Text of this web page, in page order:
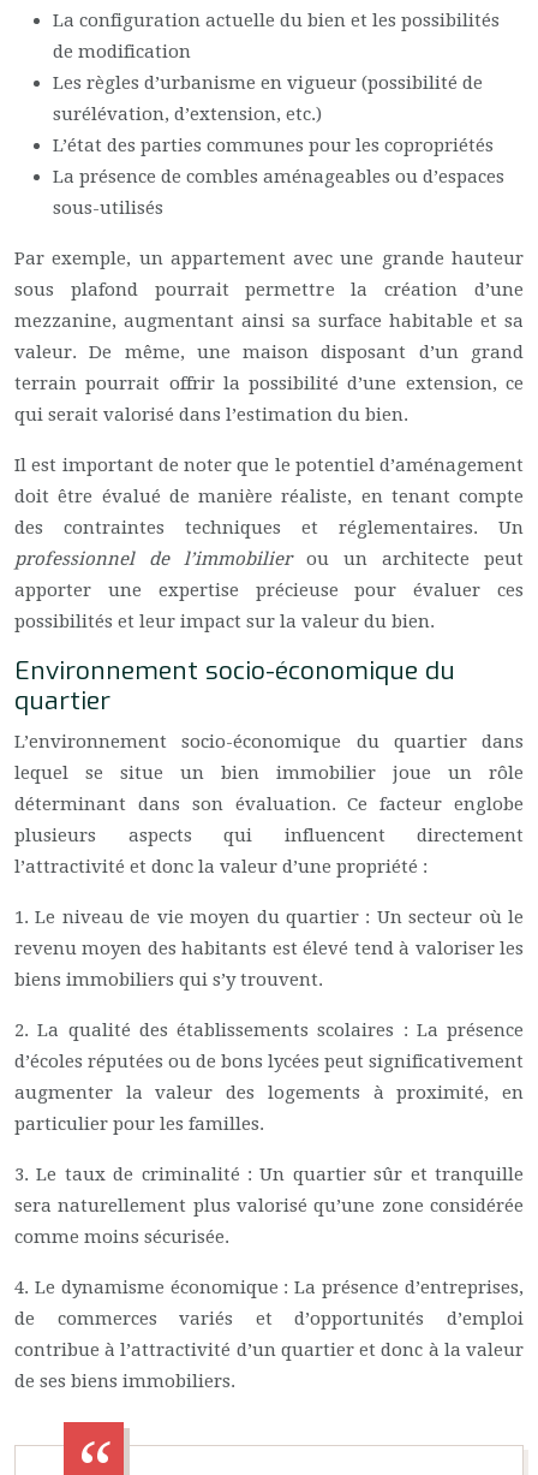
La configuration actuelle du bien et les possibilités
de modification
Les règles d’urbanisme en vigueur (possibilité de
surélévation, d’extension, etc.)
L’état des parties communes pour les copropriétés
La présence de combles aménageables ou d’espaces
sous-utilisés
Par exemple, un appartement avec une grande hauteur
sous plafond pourrait permettre la création d’une
mezzanine, augmentant ainsi sa surface habitable et sa
valeur. De même, une maison disposant d’un grand
terrain pourrait offrir la possibilité d’une extension, ce
qui serait valorisé dans l’estimation du bien.
Il est important de noter que le potentiel d’aménagement
doit être évalué de manière réaliste, en tenant compte
des contraintes techniques et réglementaires. Un
professionnel de l’immobilier ou un architecte peut
apporter une expertise précieuse pour évaluer ces
possibilités et leur impact sur la valeur du bien.
Environnement socio-économique du
quartier
L’environnement socio-économique du quartier dans
lequel se situe un bien immobilier joue un rôle
déterminant dans son évaluation. Ce facteur englobe
plusieurs aspects qui influencent directement
l’attractivité et donc la valeur d’une propriété :
1. Le niveau de vie moyen du quartier : Un secteur où le
revenu moyen des habitants est élevé tend à valoriser les
biens immobiliers qui s’y trouvent.
2. La qualité des établissements scolaires : La présence
d’écoles réputées ou de bons lycées peut significativement
augmenter la valeur des logements à proximité, en
particulier pour les familles.
3. Le taux de criminalité : Un quartier sûr et tranquille
sera naturellement plus valorisé qu’une zone considérée
comme moins sécurisée.
4. Le dynamisme économique : La présence d’entreprises,
de commerces variés et d’opportunités d’emploi
contribue à l’attractivité d’un quartier et donc à la valeur
de ses biens immobiliers.